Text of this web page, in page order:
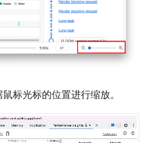
标光标的位置进行缩放。